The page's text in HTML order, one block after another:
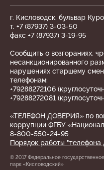
г. Кисловодск, бульвар
т. +7 (87937) 3-03-50
факс +7 (87937) 3-19-95
Сообщить о возгораниях,
несанкционированного
нарушениях старшему
телефонам:
+79288272106
+79288272081
«ТЕЛЕФОН ДОВЕРИЯ» по
коррупции ФГБУ
8-800-550-24-95
Порядок работы "телефона
© 2017 Федеральное
парк «Кисловодский»